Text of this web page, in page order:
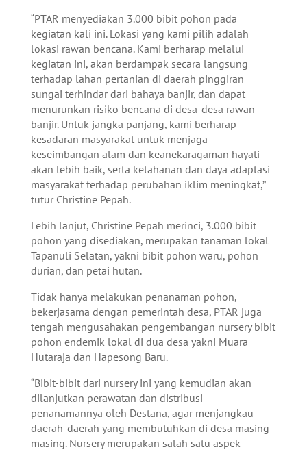
“PTAR menyediakan 3.000 bibit pohon pada
kegiatan kali ini. Lokasi yang kami pilih adalah
lokasi rawan bencana. Kami berharap melalui
kegiatan ini, akan berdampak secara langsung
terhadap lahan pertanian di daerah pinggiran
sungai terhindar dari bahaya banjir, dan dapat
menurunkan risiko bencana di desa-desa rawan
banjir. Untuk jangka panjang, kami berharap
kesadaran masyarakat untuk menjaga
keseimbangan alam dan keanekaragaman hayati
akan lebih baik, serta ketahanan dan daya adaptasi
masyarakat terhadap perubahan iklim meningkat,”
tutur Christine Pepah.
Lebih lanjut, Christine Pepah merinci, 3.000 bibit
pohon yang disediakan, merupakan tanaman lokal
Tapanuli Selatan, yakni bibit pohon waru, pohon
durian, dan petai hutan.
Tidak hanya melakukan penanaman pohon,
bekerjasama dengan pemerintah desa, PTAR juga
tengah mengusahakan pengembangan nursery bibit
pohon endemik lokal di dua desa yakni Muara
Hutaraja dan Hapesong Baru.
“Bibit-bibit dari nursery ini yang kemudian akan
dilanjutkan perawatan dan distribusi
penanamannya oleh Destana, agar menjangkau
daerah-daerah yang membutuhkan di desa masing-
masing. Nursery merupakan salah satu aspek